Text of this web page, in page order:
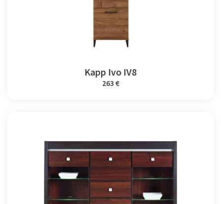
Kapp Ivo IV8
263 €